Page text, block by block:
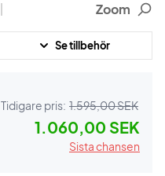
Zoom
Se tillbehör
Tidigare pris: 1.595,00 SEK
1.060,00 SEK
Sista chansen